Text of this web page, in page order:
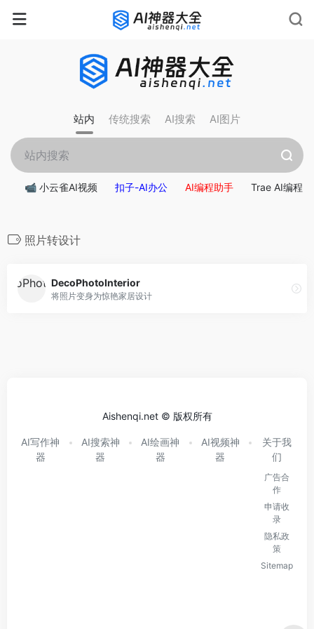
站内 传统搜索 AI搜索 AI图片
📹 小云雀AI视频 扣子-AI办公 AI编程助手 Trae AI编程
照片转设计
DecoPhotoInterior
将照片变身为惊艳家居设计
Aishenqi.net © 版权所有
AI写作神
器
AI搜索神
器
AI绘画神
器
AI视频神
器
关于我
们
广告合
作
申请收
录
隐私政
策
Sitemap